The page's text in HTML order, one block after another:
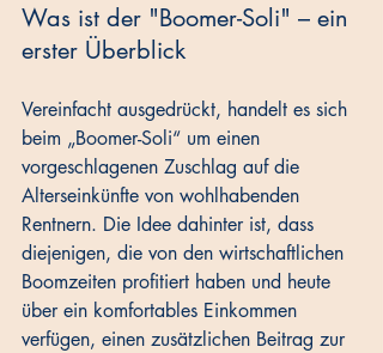
Was ist der "Boomer-Soli" – ein
erster Überblick
Vereinfacht ausgedrückt, handelt es sich
beim „Boomer-Soli“ um einen
vorgeschlagenen Zuschlag auf die
Alterseinkünfte von wohlhabenden
Rentnern. Die Idee dahinter ist, dass
diejenigen, die von den wirtschaftlichen
Boomzeiten profitiert haben und heute
über ein komfortables Einkommen
verfügen, einen zusätzlichen Beitrag zur